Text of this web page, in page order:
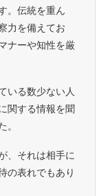
。伝統を重ん
力を備えてお
ナーや知性を厳
いる数少ない人
関する情報を聞
。
、それは相手に
の表れでもあり